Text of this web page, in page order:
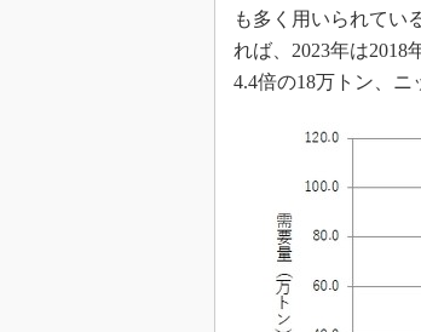
も多く用いられてい
れば、2023年は2018
4.4倍の18万トン、ニ